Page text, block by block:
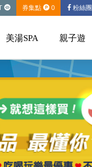
粉絲團
券集點 0
美湯SPA 親子遊